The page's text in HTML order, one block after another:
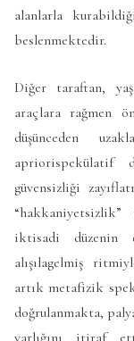
alanlarla
beslenmektedir.
Diğer taraftan,
araçlara rağmen
düşünceden
apriorispekülatif
güvensizliği
iktisadi düzenin
alışılagelmiş
artık metafizik
doğrulanmakta,